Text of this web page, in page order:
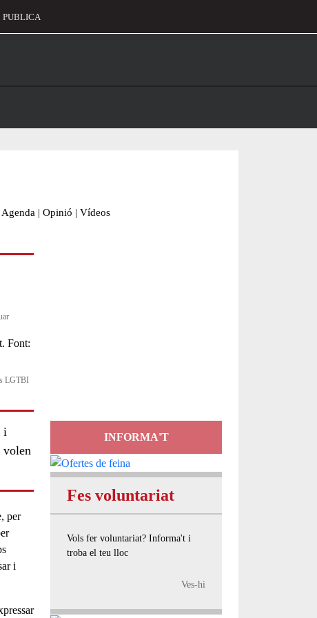
PUBLICA
Agenda | Opinió | Vídeos
LGTBI
i
volen
per
i
INFORMA'T
Fes voluntariat
Vols fer voluntariat? Informa't i
troba el teu lloc
Ves-hi